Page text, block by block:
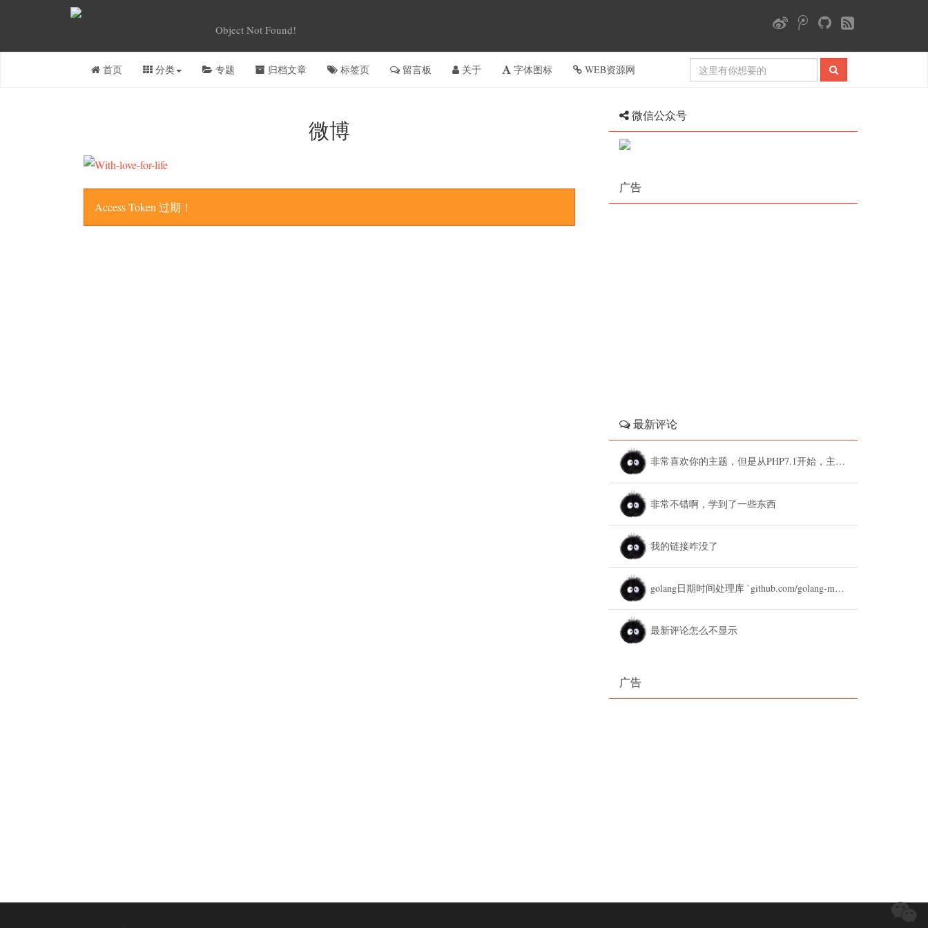
Object Not Found!
首页 分类 专题 归档文章 标签页 留言板 关于 字体图标 WEB资源网
微博
Access Token 过期！
微信公众号
广告
最新评论
非常喜欢你的主题，但是从PHP7.1开始，主题设置中的列表广告和文章底部广告无法...
非常不错啊，学到了一些东西
我的链接咋没了
golang日期时间处理库 `github.com/golang-module/...
最新评论怎么不显示
广告